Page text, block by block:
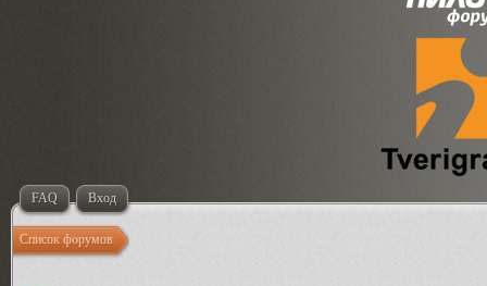
FAQ Вход
Список форумов